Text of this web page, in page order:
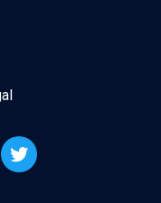
Twitter